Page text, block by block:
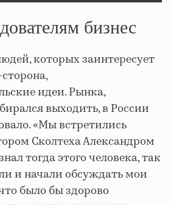
бизнес
которых заинтересует
идеи. Рынка,
выходить, в России
«Мы встретились
Сколтеха Александром
тогда этого человека, так
и начали обсуждать мои
было бы здорово